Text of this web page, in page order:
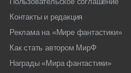
Контакты и редакция
Реклама на «Мире фантастики»
Как стать автором МирФ
Награды «Мира фантастики»